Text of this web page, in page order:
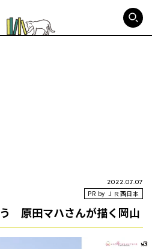
PR by ＪＲ西日本
2022.07.07
原田マハさんが描く岡山